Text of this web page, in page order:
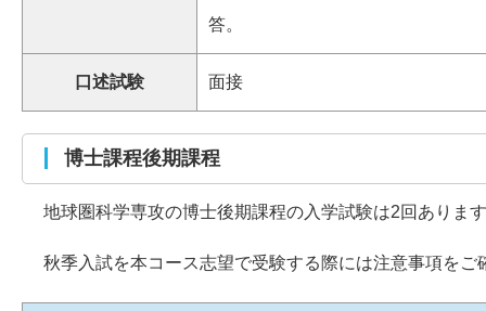
答。
口述試験 面接
博士課程後期課程
地球圏科学専攻の博士後期課程の入学試験は2回ありま
秋季入試を本コース志望で受験する際には注意事項をご